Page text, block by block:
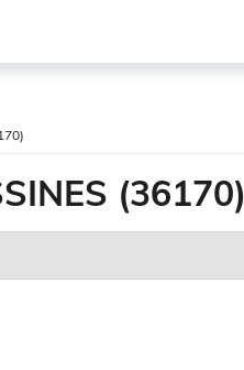
(36170)